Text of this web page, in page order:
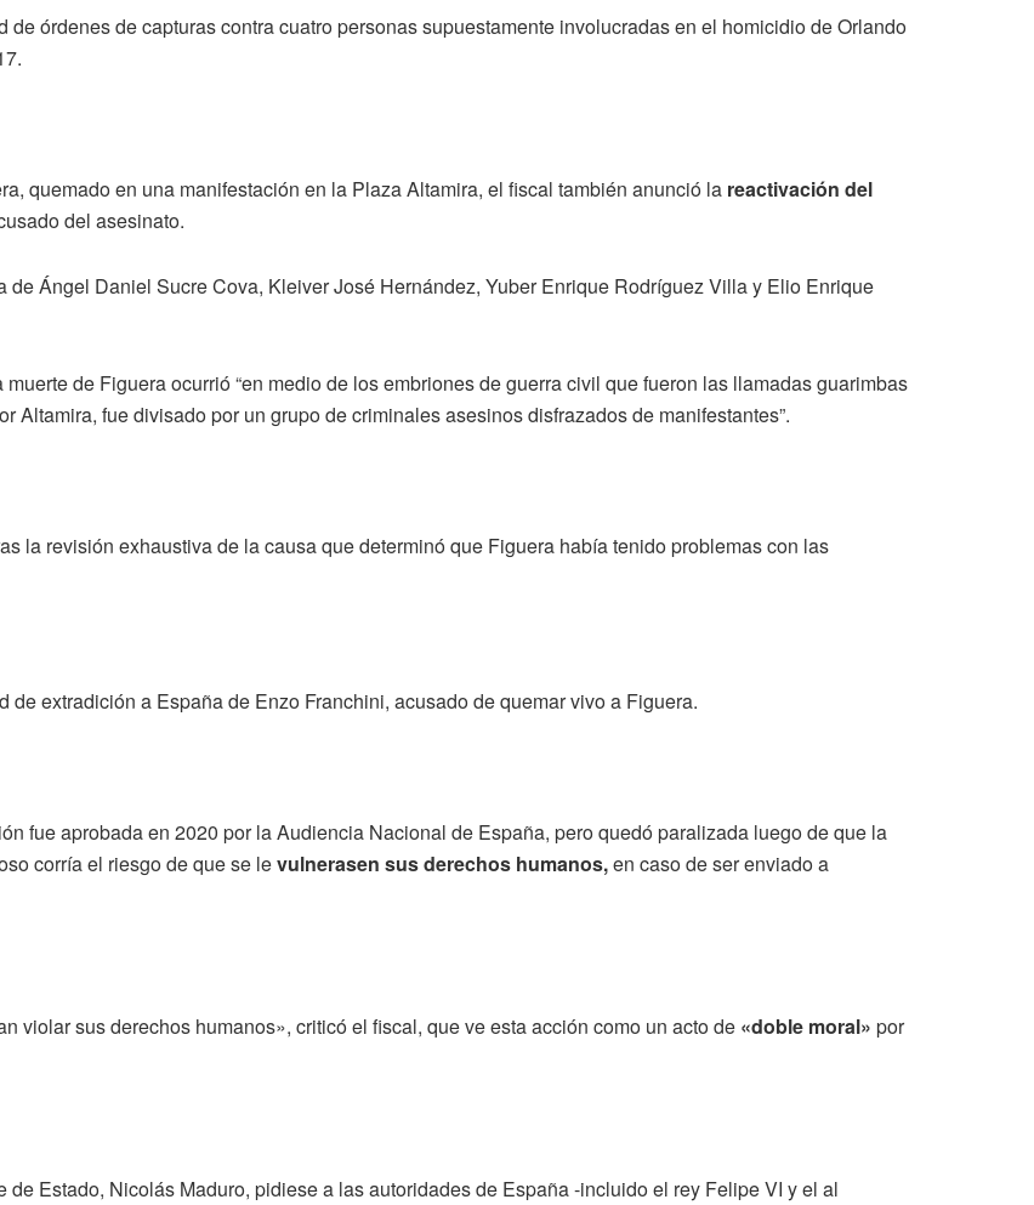
órdenes de capturas contra cuatro personas supuestamente involucradas en el homicidio de Orlando
quemado en una manifestación en la Plaza Altamira, el fiscal también anunció la reactivación del
del asesinato.
de Ángel Daniel Sucre Cova, Kleiver José Hernández, Yuber Enrique Rodríguez Villa y Elio Enrique
de Figuera ocurrió “en medio de los embriones de guerra civil que fueron las llamadas guarimbas
Altamira, fue divisado por un grupo de criminales asesinos disfrazados de manifestantes”.
la revisión exhaustiva de la causa que determinó que Figuera había tenido problemas con las
extradición a España de Enzo Franchini, acusado de quemar vivo a Figuera.
fue aprobada en 2020 por la Audiencia Nacional de España, pero quedó paralizada luego de que la
corría el riesgo de que se levulnerasen sus derechos humanos,en caso de ser enviado a
violar sus derechos humanos», criticó el fiscal, que ve esta acción como un acto de «doble moral» por
Estado, Nicolás Maduro, pidiese a las autoridades de España -incluido el rey Felipe VI y el al